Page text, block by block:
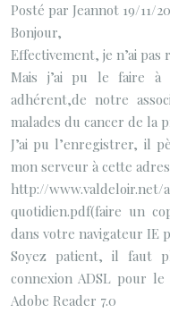
Posté par Jeannot 19/11/
Bonjour,
Effectivement, je n’ai
Mais j’ai pu le faire à
adhérent,de notre
malades du cancer de la
J’ai pu l’enregistrer, il
mon serveur à cette
http://www.valdeloir.net/
quotidien.pdf(faire un
dans votre navigateur IE
Soyez patient, il faut
connexion ADSL pour
Adobe Reader 7.0